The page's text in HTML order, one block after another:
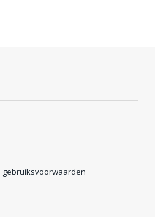
gebruiksvoorwaarden